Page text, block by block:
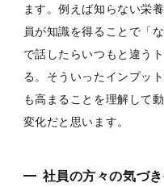
ます。例えば知らない栄
員が知識を得ることで「
で話したらいつもと違う
る。そういったインプッ
も高まることを理解して
変化だと思います。
社員の方々の気づ